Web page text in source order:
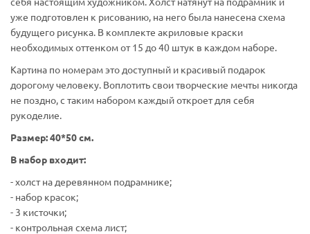
уже подготовлен к рисованию, на него была нанесена схема
будущего рисунка. В комплекте акриловые краски
необходимых оттенком от 15 до 40 штук в каждом наборе.
Картина по номерам это доступный и красивый подарок
дорогому человеку. Воплотить свои творческие мечты никогда
не поздно, с таким набором каждый откроет для себя
рукоделие.
Размер: 40*50 см.
В набор входит:
- холст на деревянном подрамнике;
- набор красок;
- 3 кисточки;
- контрольная схема лист;